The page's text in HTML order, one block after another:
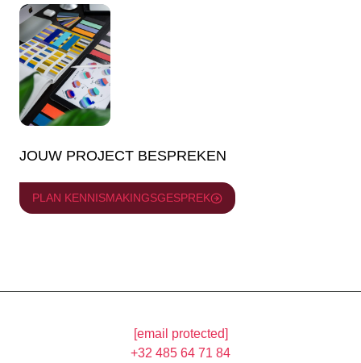
JOUW PROJECT BESPREKEN
PLAN KENNISMAKINGSGESPREK
[email protected]
+32 485 64 71 84